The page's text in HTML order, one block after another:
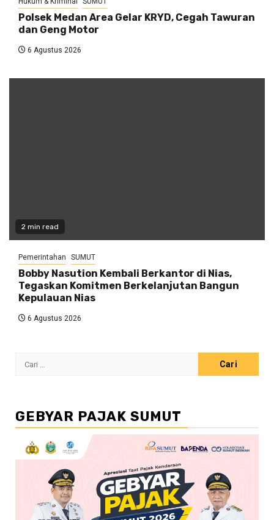
Polsek Medan Area Gelar KRYD, Cegah Tawuran
dan Geng Motor
6 Agustus 2026
2 min read
Pemerintahan SUMUT
Bobby Nasution Kembali Berkantor di Nias,
Tegaskan Komitmen Berkelanjutan Bangun
Kepulauan Nias
6 Agustus 2026
Cari
GEBYAR PAJAK SUMUT